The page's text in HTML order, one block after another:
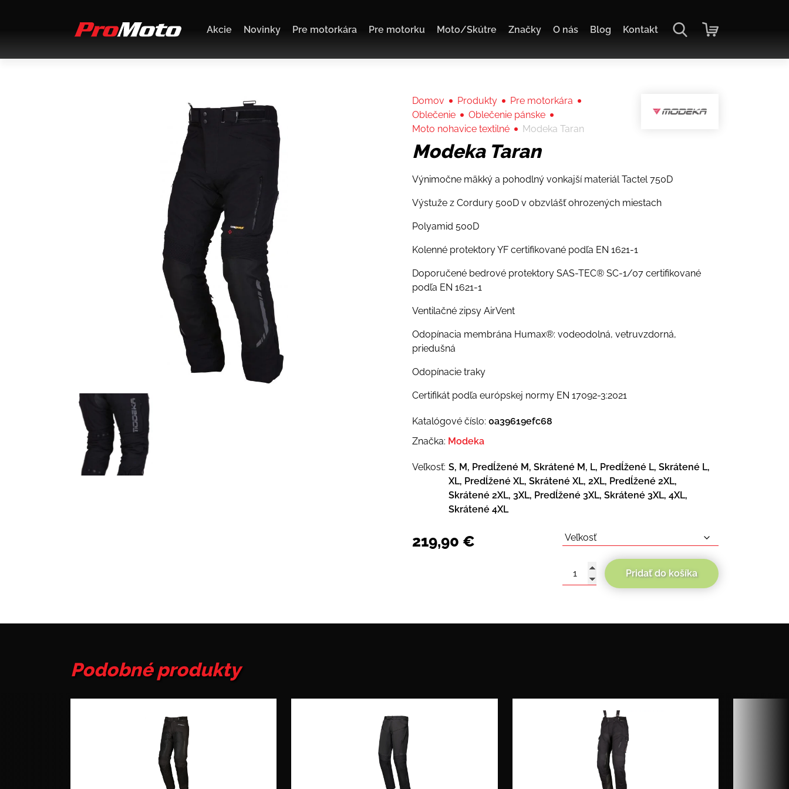
Akcie Novinky Pre motorkára Pre motorku Moto/Skútre Značky O nás Blog Kontakt
Domov Produkty
Pre motorkára
Oblečenie
Oblečenie pánske
Moto nohavice textilné
Modeka Taran
Modeka Taran
Výnimočne mäkký a pohodlný vonkajší materiál Tactel 750D
Výstuže z Cordury 500D v obzvlášť ohrozených miestach
Polyamid 500D
Kolenné protektory YF certifikované podľa EN 1621-1
Doporučené bedrové protektory SAS-TEC® SC-1/07 certifikované
podľa EN 1621-1
Ventilačné zipsy AirVent
Odopínacia membrána Humax®: vodeodolná, vetruvzdorná,
priedušná
Odopínacie traky
Certifikát podľa európskej normy EN 17092-3:2021
Katalógové číslo: 0a39619efc68
Značka: Modeka
Veľkosť: S, M, Predĺžené M, Skrátené M, L, Predĺžené L, Skrátené L,
XL, Predĺžené XL, Skrátené XL, 2XL, Predĺžené 2XL,
Skrátené 2XL, 3XL, Predĺžené 3XL, Skrátené 3XL, 4XL,
Skrátené 4XL
219,90 €
množstvo
Pridať do košíka
Podobné produkty